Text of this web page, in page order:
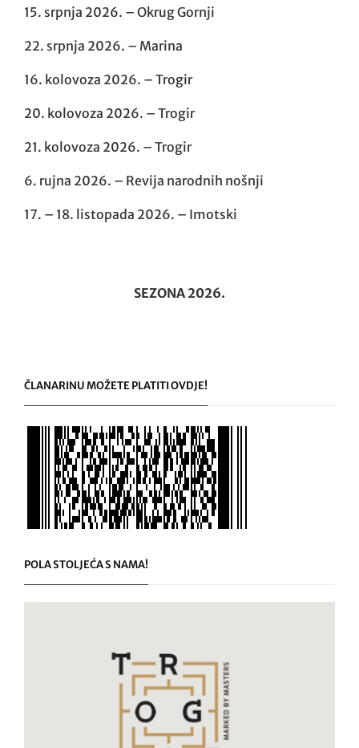
22. srpnja 2026. – Marina
16. kolovoza 2026. – Trogir
20. kolovoza 2026. – Trogir
21. kolovoza 2026. – Trogir
6. rujna 2026. – Revija narodnih nošnji
17. – 18. listopada 2026. – Imotski
ČLANARINU MOŽETE PLATITI OVDJE!
POLA STOLJEĆA S NAMA!